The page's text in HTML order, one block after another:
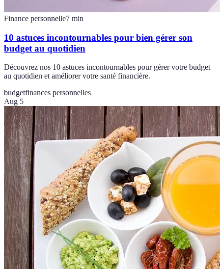
Finance personnelle7 min
10 astuces incontournables pour bien gérer son
budget au quotidien
Découvrez nos 10 astuces incontournables pour gérer votre budget
au quotidien et améliorer votre santé financière.
budgetfinances personnelles
Aug 5